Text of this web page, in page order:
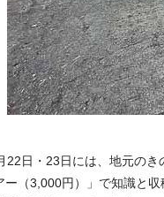
22日・23日には、地元の
ー（3,000円）」で知識と